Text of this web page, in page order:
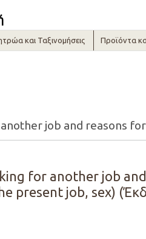
και Ταξινομήσεις Προϊόντα
for another job
present job, sex)